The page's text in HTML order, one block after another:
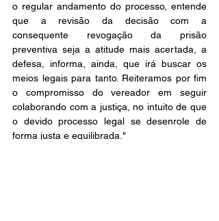
o regular andamento do processo, entende
que a revisão da decisão com a
consequente revogação da prisão
preventiva seja a atitude mais acertada, a
defesa, informa, ainda, que irá buscar os
meios legais para tanto. Reiteramos por fim
o compromisso do vereador em seguir
colaborando com a justiça, no intuito de que
o devido processo legal se desenrole de
forma justa e equilibrada."